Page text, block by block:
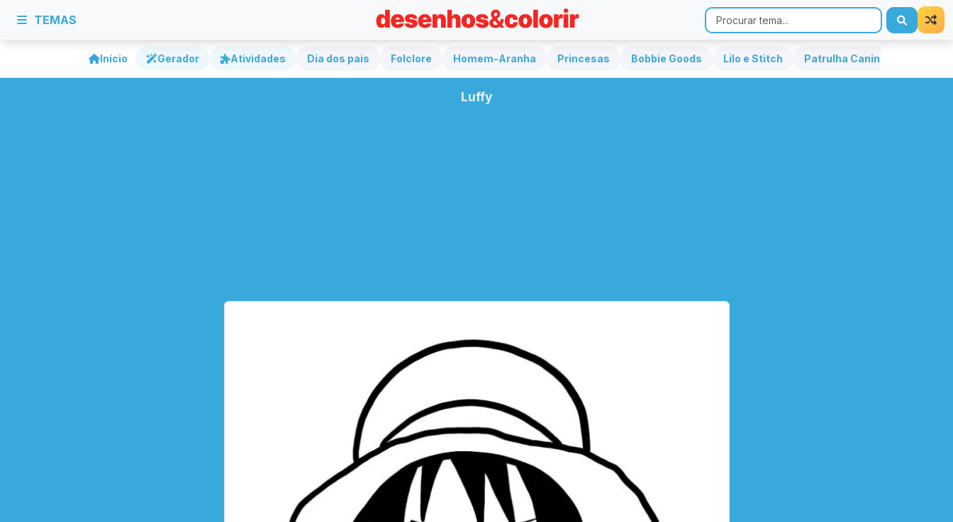
TEMAS
Início Gerador Atividades Dia dos pais Folclore Homem-Aranha Princesas Bobbie Goods Lilo e Stitch Patrulha Canina
Luffy